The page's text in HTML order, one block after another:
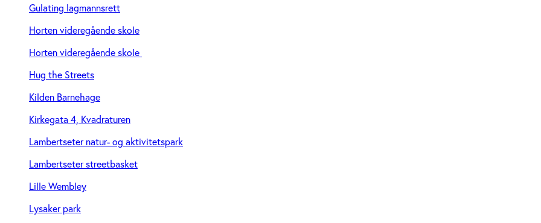
Gulating lagmannsrett
Horten videregående skole
Horten videregående skole
Hug the Streets
Kilden Barnehage
Kirkegata 4, Kvadraturen
Lambertseter natur- og aktivitetspark
Lambertseter streetbasket
Lille Wembley
Lysaker park